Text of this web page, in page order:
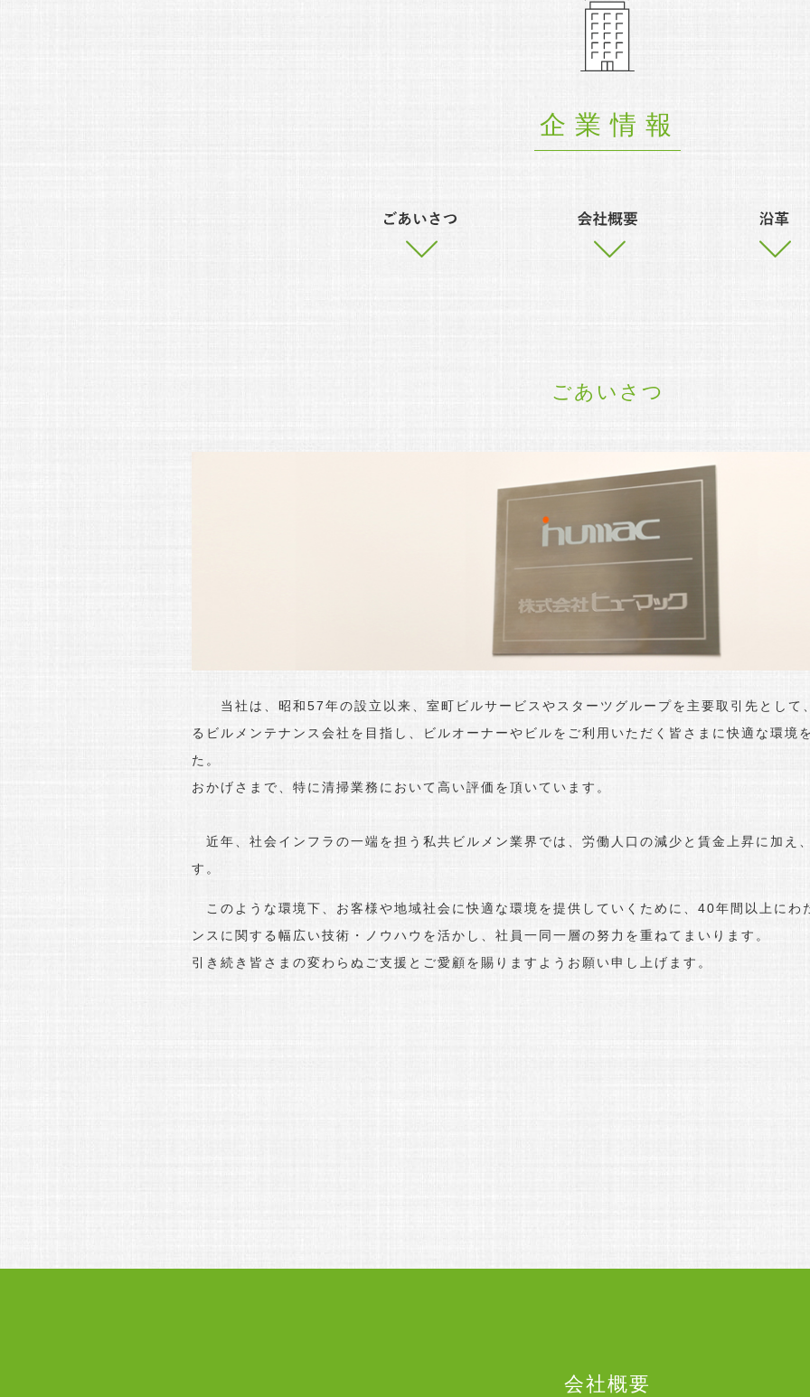
企業情報
ごあいさつ
当社は、昭和57年の設立以来、室町ビルサービスやスターツグループを主要取引先として
るビルメンテナンス会社を目指し、ビルオーナーやビルをご利用いただく皆さまに快適な環境
た。
おかげさまで、特に清掃業務において高い評価を頂いています。
近年、社会インフラの一端を担う私共ビルメン業界では、労働人口の減少と賃金上昇に加え
す。
このような環境下、お客様や地域社会に快適な環境を提供していくために、40年間以上にわ
ンスに関する幅広い技術・ノウハウを活かし、社員一同一層の努力を重ねてまいります。
引き続き皆さまの変わらぬご支援とご愛顧を賜りますようお願い申し上げます。
会社概要